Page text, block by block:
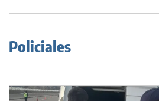
Policiales